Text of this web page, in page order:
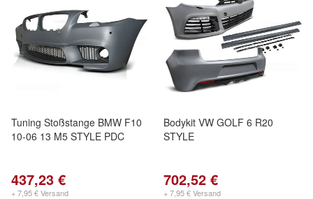
Tuning Stoßstange BMW F10
10-06 13 M5 STYLE PDC
437,23 €
+ 7,95 € Versand
Bodykit VW GOLF 6 R20
STYLE
702,52 €
+ 7,95 € Versand